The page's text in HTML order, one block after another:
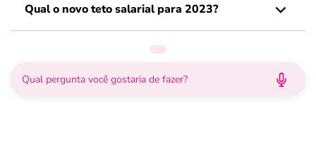
Qual o novo teto salarial para 2023?